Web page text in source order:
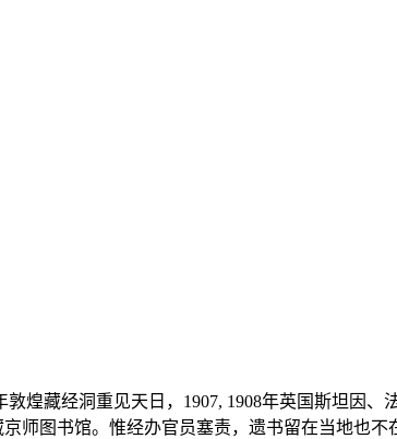
敦煌藏经洞重见天日，1907, 1908年英国斯坦因
师图书馆。惟经办官员塞责，遗书留在当地也不